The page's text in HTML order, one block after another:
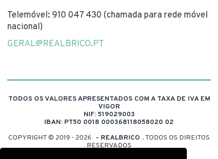
Telemóvel: 910 047 430 (chamada para rede móvel
nacional)
GERAL@REALBRICO.PT
TODOS OS VALORES APRESENTADOS COM A TAXA DE IVA EM
VIGOR
NIF: 519029003
IBAN: PT50 0018 000368118058020 02
COPYRIGHT © 2019 - 2026 - REALBRICO . TODOS OS DIREITOS
RESERVADOS